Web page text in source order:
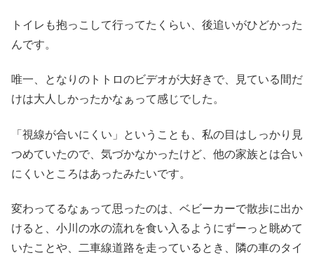
トイレも抱っこして行ってたくらい、後追いがひどかった
んです。
唯一、となりのトトロのビデオが大好きで、見ている間だ
けは大人しかったかなぁって感じでした。
「視線が合いにくい」ということも、私の目はしっかり見
つめていたので、気づかなかったけど、他の家族とは合い
にくいところはあったみたいです。
変わってるなぁって思ったのは、ベビーカーで散歩に出か
けると、小川の水の流れを食い入るようにずーっと眺めて
いたことや、二車線道路を走っているとき、隣の車のタイ